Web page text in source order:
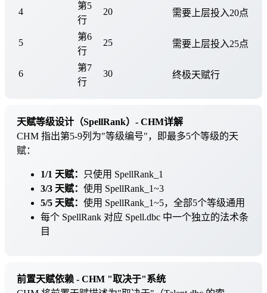
4
第5
行
20 需要上层投入20点
5
第6
行
25 需要上层投入25点
6
第7
行
30 终极天赋行
天赋等级设计（SpellRank）- CHM详解
CHM 指出第5-9列为"等级编号"，即最多5个等级的天
赋：
1/1 天赋：
只使用 SpellRank_1
3/3 天赋： 使用 SpellRank_1~3
5/5 天赋： 使用 SpellRank_1~5，全部5个等级通用
每个 SpellRank 对应 Spell.dbc 中一个独立的法术条
目
前置天赋依赖 - CHM "取决于"系统